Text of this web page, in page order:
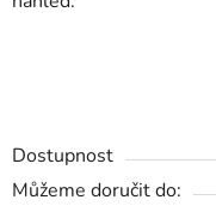
Dostupnost
Můžeme doručit do: